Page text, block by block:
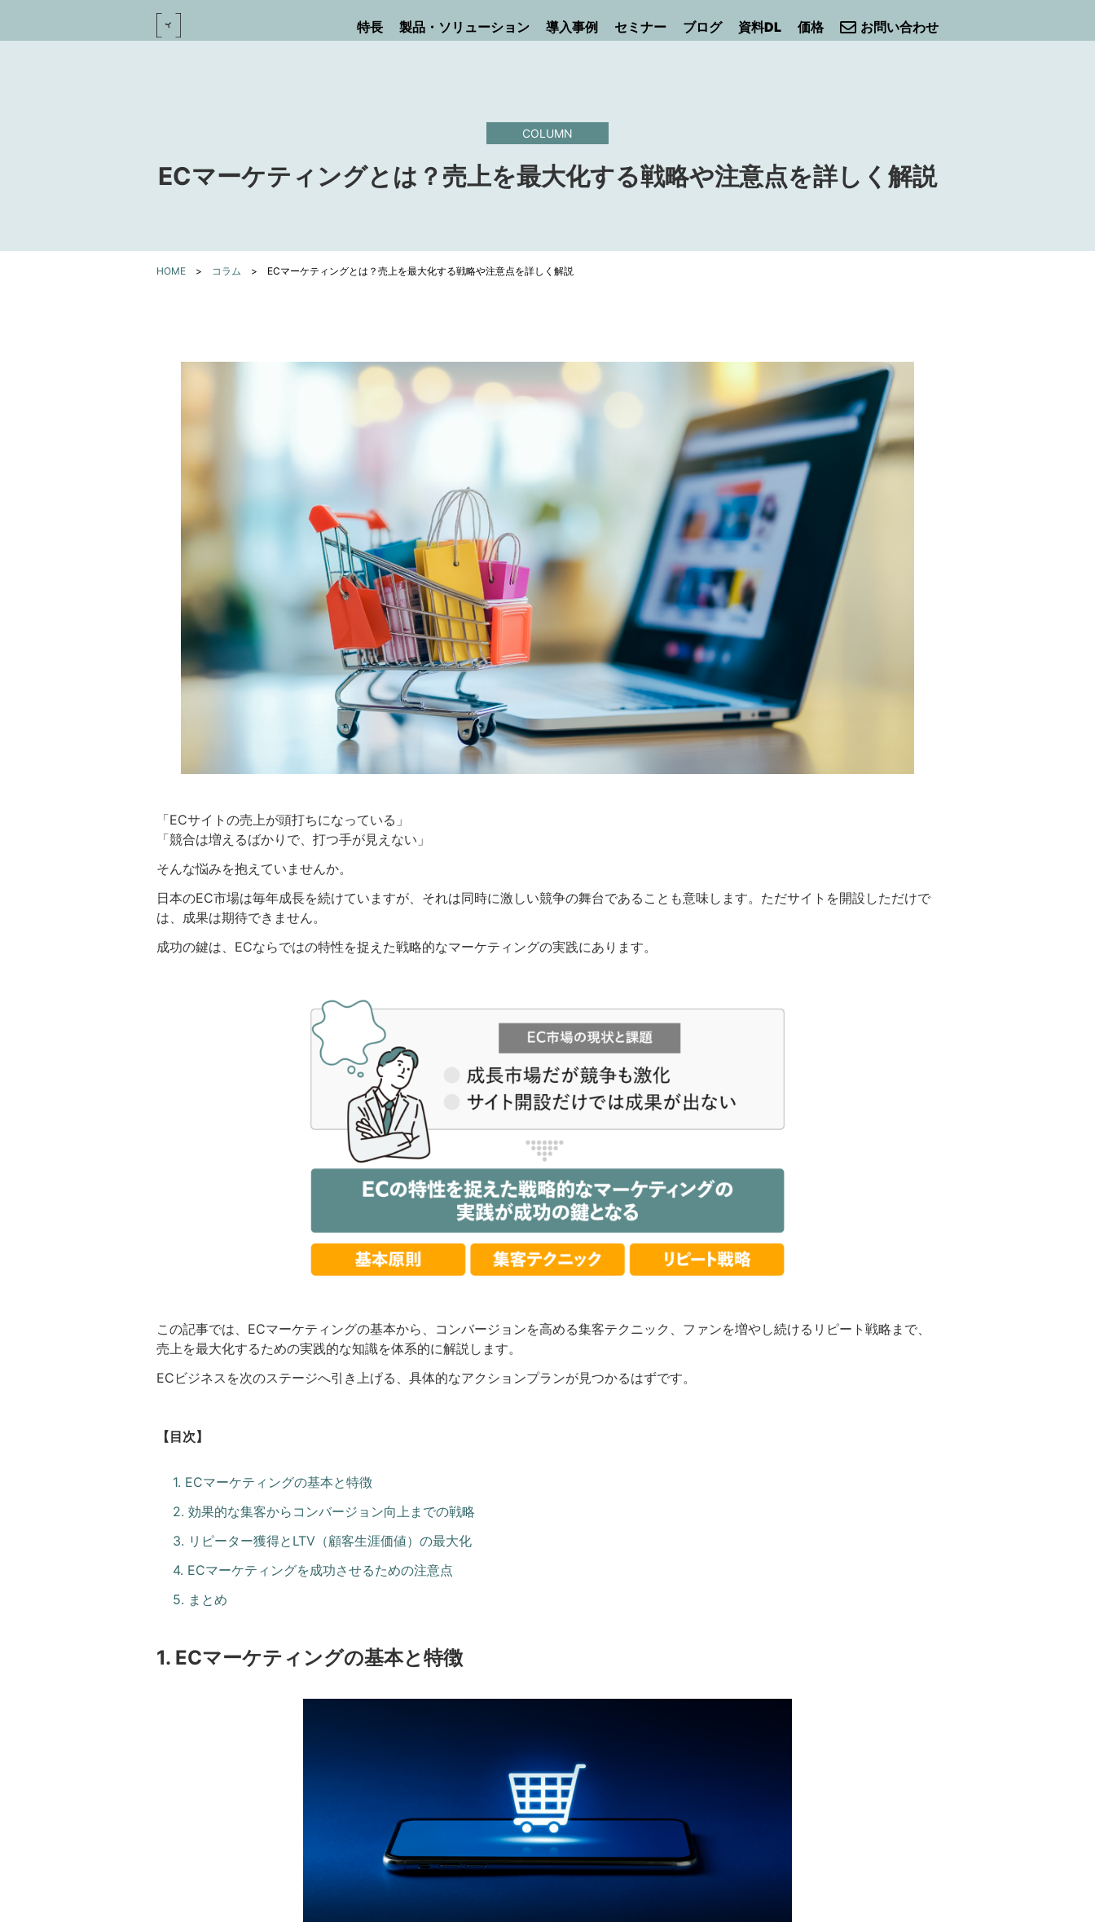
特長 製品・ソリューション 導入事例 セミナー ブログ 資料DL 価格 お問い合わせ
COLUMN
ECマーケティングとは？売上を最大化する戦略や注意点を詳しく解説
HOME > コラム > ECマーケティングとは？売上を最大化する戦略や注意点を詳しく解説
「ECサイトの売上が頭打ちになっている」
「競合は増えるばかりで、打つ手が見えない」
そんな悩みを抱えていませんか。
日本のEC市場は毎年成長を続けていますが、それは同時に激しい競争の舞台であることも意味します。ただサイトを開設しただけで
は、成果は期待できません。
成功の鍵は、ECならではの特性を捉えた戦略的なマーケティングの実践にあります。
この記事では、ECマーケティングの基本から、コンバージョンを高める集客テクニック、ファンを増やし続けるリピート戦略まで、
売上を最大化するための実践的な知識を体系的に解説します。
ECビジネスを次のステージへ引き上げる、具体的なアクションプランが見つかるはずです。
【目次】
1. ECマーケティングの基本と特徴
2. 効果的な集客からコンバージョン向上までの戦略
3. リピーター獲得とLTV（顧客生涯価値）の最大化
4. ECマーケティングを成功させるための注意点
5. まとめ
1. ECマーケティングの基本と特徴